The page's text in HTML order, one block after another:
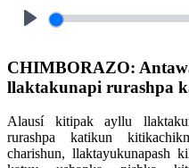
CHIMBORAZO:
llaktakunapi rurashpa
Alausí kitipak ayllu
rurashpa katikun
charishun, llaktayukunapash